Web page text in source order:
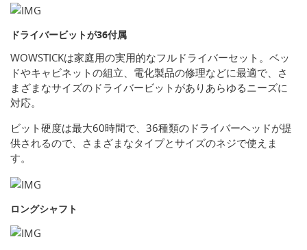
ドライバービットが36付属
WOWSTICKは家庭用の実用的なフルドライバーセット。ベッ
ドやキャビネットの組立、電化製品の修理などに最適で、さ
まざまなサイズのドライバービットがありあらゆるニーズに
対応。
ビット硬度は最大60時間で、36種類のドライバーヘッドが提
供されるので、さまざまなタイプとサイズのネジで使えま
す。
ロングシャフト